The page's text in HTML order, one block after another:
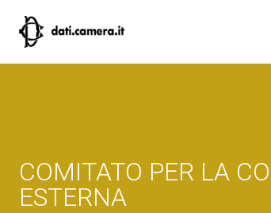
COMITATO PER LA
ESTERNA